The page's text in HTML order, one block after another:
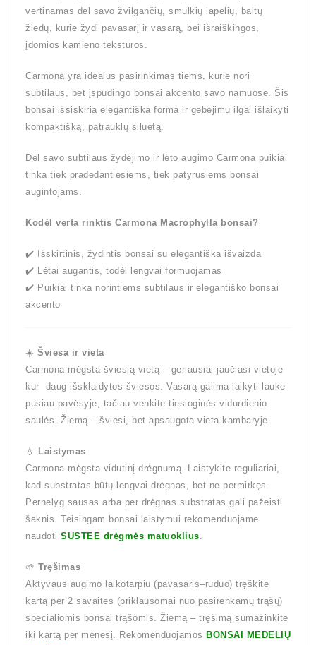
vertinamas dėl savo žvilgančių, smulkių lapelių, baltų
žiedų, kurie žydi pavasarį ir vasarą, bei išraiškingos,
įdomios kamieno tekstūros.
Carmona yra idealus pasirinkimas tiems, kurie nori
subtilaus, bet įspūdingo bonsai akcento savo namuose. Šis
bonsai išsiskiria elegantiška forma ir gebėjimu ilgai išlaikyti
kompaktišką, patrauklų siluetą.
Dėl savo subtilaus žydėjimo ir lėto augimo Carmona puikiai
tinka tiek pradedantiesiems, tiek patyrusiems bonsai
augintojams.
Kodėl verta rinktis Carmona Macrophylla bonsai?
✔️ Išskirtinis, žydintis bonsai su elegantiška išvaizda
✔️ Lėtai augantis, todėl lengvai formuojamas
✔️ Puikiai tinka norintiems subtilaus ir elegantiško bonsai
akcento
☀️ Šviesa ir vieta
Carmona mėgsta šviesią vietą – geriausiai jaučiasi vietoje
kur daug išsklaidytos šviesos. Vasarą galima laikyti lauke
pusiau pavėsyje, tačiau venkite tiesioginės vidurdienio
saulės. Žiemą – šviesi, bet apsaugota vieta kambaryje.
💧
Laistymas
Carmona mėgsta vidutinį drėgnumą. Laistykite reguliariai,
kad substratas būtų lengvai drėgnas, bet ne permirkęs.
Pernelyg sausas arba per drėgnas substratas gali pažeisti
šaknis. Teisingam bonsai laistymui rekomenduojame
naudoti SUSTEE drėgmės matuoklius.
🌱 Tręšimas
Aktyvaus augimo laikotarpiu (pavasaris–ruduo) tręškite
kartą per 2 savaites (priklausomai nuo pasirenkamų trąšų)
specialiomis bonsai trąšomis. Žiemą – tręšimą sumažinkite
iki kartą per mėnesį. Rekomenduojamos BONSAI MEDELIŲ